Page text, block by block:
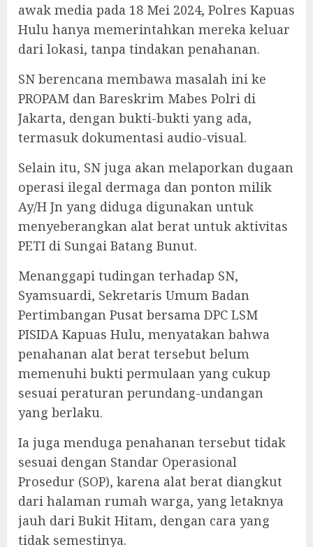
awak media pada 18 Mei 2024, Polres Kapuas
Hulu hanya memerintahkan mereka keluar
dari lokasi, tanpa tindakan penahanan.
SN berencana membawa masalah ini ke
PROPAM dan Bareskrim Mabes Polri di
Jakarta, dengan bukti-bukti yang ada,
termasuk dokumentasi audio-visual.
Selain itu, SN juga akan melaporkan dugaan
operasi ilegal dermaga dan ponton milik
Ay/H Jn yang diduga digunakan untuk
menyeberangkan alat berat untuk aktivitas
PETI di Sungai Batang Bunut.
Menanggapi tudingan terhadap SN,
Syamsuardi, Sekretaris Umum Badan
Pertimbangan Pusat bersama DPC LSM
PISIDA Kapuas Hulu, menyatakan bahwa
penahanan alat berat tersebut belum
memenuhi bukti permulaan yang cukup
sesuai peraturan perundang-undangan
yang berlaku.
Ia juga menduga penahanan tersebut tidak
sesuai dengan Standar Operasional
Prosedur (SOP), karena alat berat diangkut
dari halaman rumah warga, yang letaknya
jauh dari Bukit Hitam, dengan cara yang
tidak semestinya.